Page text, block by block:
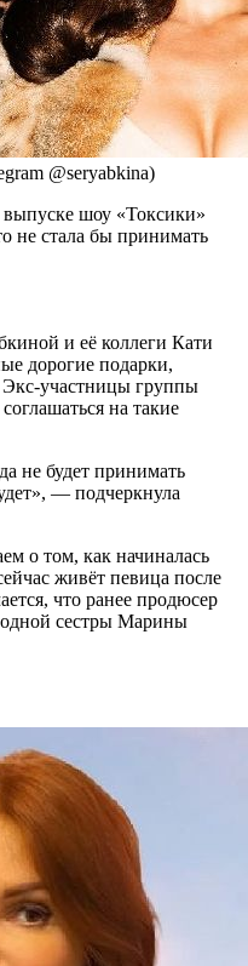
@seryabkina)
шоу «Токсики»
не стала бы принимать
и её коллеги Кати
дорогие подарки,
участницы группы
на такие
не будет принимать
— подчеркнула
о том, как начиналась
живёт певица после
что ранее продюсер
сестры Марины